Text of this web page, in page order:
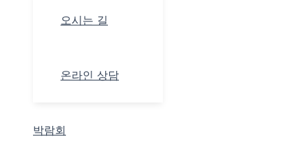
오시는 길
온라인 상담
박람회